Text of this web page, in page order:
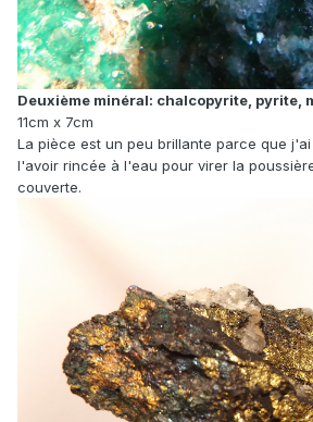
Deuxième minéral: chalcopyrite, pyrite,
11cm x 7cm
La pièce est un peu brillante parce que
l'avoir rincée à l'eau pour virer la
couverte.